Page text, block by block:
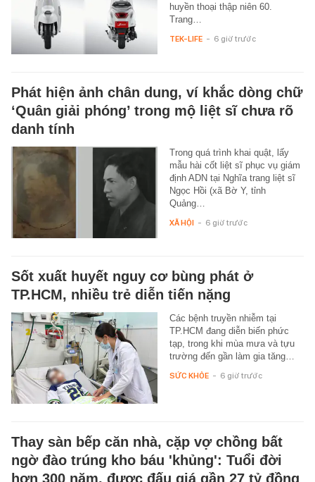
huyền thoại thập niên 60.
Trang…
TEK-LIFE - 6 giờ trước
Phát hiện ảnh chân dung, ví khắc dòng chữ
‘Quân giải phóng’ trong mộ liệt sĩ chưa rõ
danh tính
Trong quá trình khai quật, lấy
mẫu hài cốt liệt sĩ phục vụ giám
định ADN tại Nghĩa trang liệt sĩ
Ngọc Hồi (xã Bờ Y, tỉnh
Quảng…
XÃ HỘI - 6 giờ trước
Sốt xuất huyết nguy cơ bùng phát ở
TP.HCM, nhiều trẻ diễn tiến nặng
Các bệnh truyền nhiễm tại
TP.HCM đang diễn biến phức
tạp, trong khi mùa mưa và tựu
trường đến gần làm gia tăng…
SỨC KHỎE - 6 giờ trước
Thay sàn bếp căn nhà, cặp vợ chồng bất
ngờ đào trúng kho báu 'khủng': Tuổi đời
hơn 300 năm, được đấu giá gần 27 tỷ đồng